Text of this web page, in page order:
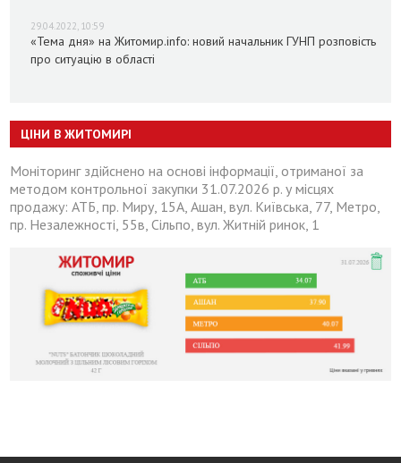
29.04.2022, 10:59
«Тема дня» на Житомир.info: новий начальник ГУНП розповість
про ситуацію в області
ЦІНИ В ЖИТОМИРІ
Моніторинг здійснено на основі інформації, отриманої за
методом контрольної закупки 31.07.2026 р. у місцях
продажу: АТБ, пр. Миру, 15А, Ашан, вул. Київська, 77, Метро,
пр. Незалежності, 55в, Сільпо, вул. Житній ринок, 1